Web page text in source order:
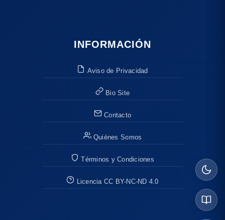
INFORMACIÓN
Aviso de Privacidad
Bio Site
Contacto
Quiénes Somos
Términos y Condiciones
Licencia CC BY-NC-ND 4.0